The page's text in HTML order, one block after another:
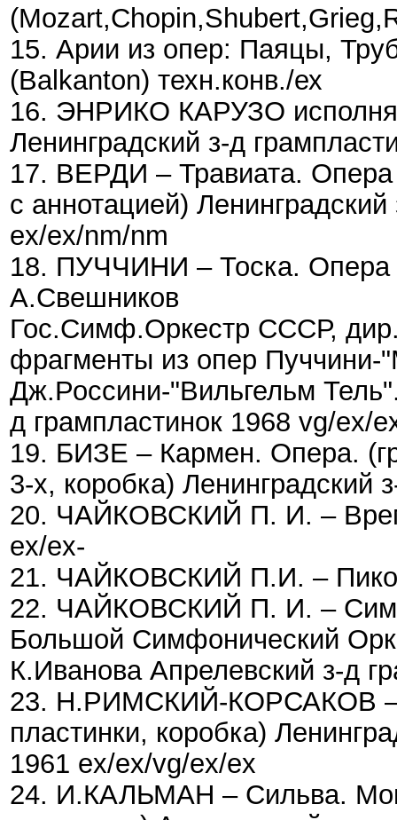
15. Арии из опер: Паяцы,
(Balkanton) техн.конв./ех
16. ЭНРИКО КАРУЗО
Ленинградский з-д
17. ВЕРДИ – Травиата.
с аннотацией)
ex/ex/nm/nm
18. ПУЧЧИНИ – Тоска. Опера
А.Свешников
Гос.Симф.Оркестр СССР,
фрагменты из опер Пуччини-
Дж.Россини-"Вильгельм
д грампластинок 1968 vg/ex/
19. БИЗЕ – Кармен. Опера.
3-х, коробка) Ленинградский
20. ЧАЙКОВСКИЙ П. И. –
ex/ex-
21. ЧАЙКОВСКИЙ П.И. –
22. ЧАЙКОВСКИЙ П. И. –
Большой Симфонический
К.Иванова Апрелевский з-д
23. Н.РИМСКИЙ-КОРСАКОВ –
пластинки, коробка)
1961 ex/ex/vg/ex/ex
24. И.КАЛЬМАН – Сильва.